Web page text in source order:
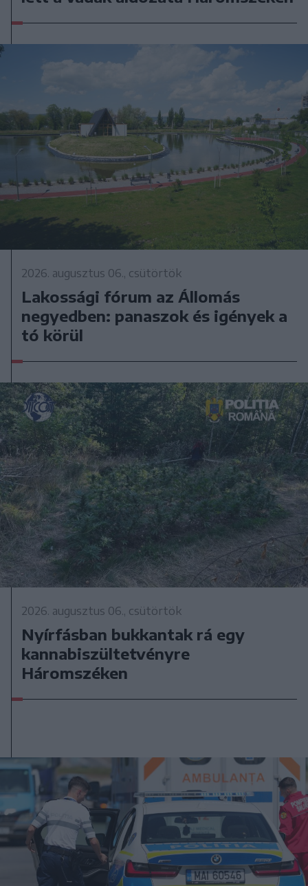
2026. augusztus 06., csütörtök
Lakossági fórum az Állomás
negyedben: panaszok és igények a
tó körül
2026. augusztus 06., csütörtök
Nyírfásban bukkantak rá egy
kannabiszültetvényre
Háromszéken